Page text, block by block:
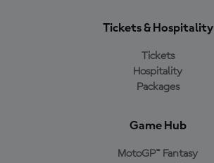
Tickets & Hospitality
Tickets
Hospitality
Packages
Game Hub
MotoGP™ Fantasy